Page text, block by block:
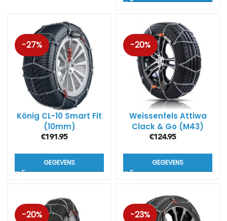
-27%
König CL-10 Smart Fit
(10mm)
€191.95
GEGEVENS
-20%
Weissenfels Attiwa
Clack & Go (M43)
€124.95
GEGEVENS
-20% -23%